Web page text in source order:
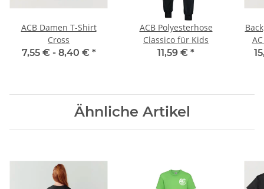
ACB Damen T-Shirt
Cross
7,55 € - 8,40 € *
ACB Polyesterhose
Classico für Kids
11,59 € *
Ähnliche Artikel